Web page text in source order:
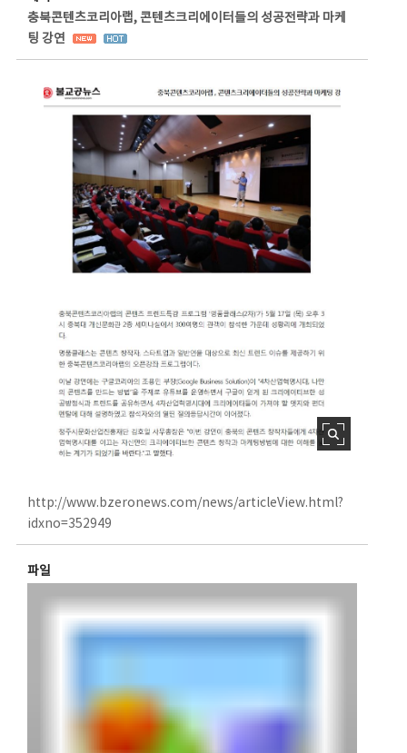
충북콘텐츠코리아랩, 콘텐츠크리에이터들의 성공전략과 마케
팅 강연
http://www.bzeronews.com/news/articleView.html?
idxno=352949
파일